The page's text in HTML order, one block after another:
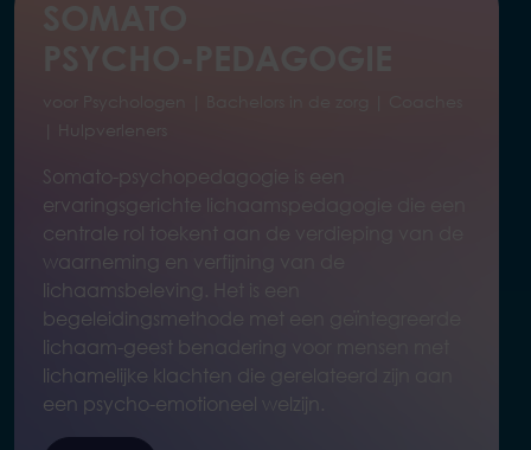
voor Psychologen | Bachelors in de zorg | Coaches
| Hulpverleners
Somato-psychopedagogie is een
ervaringsgerichte lichaamspedagogie die een
centrale rol toekent aan de verdieping van de
waarneming en verfijning van de
lichaamsbeleving. Het is een
begeleidingsmethode met een geïntegreerde
lichaam-geest benadering voor mensen met
lichamelijke klachten die gerelateerd zijn aan
een psycho-emotioneel welzijn.